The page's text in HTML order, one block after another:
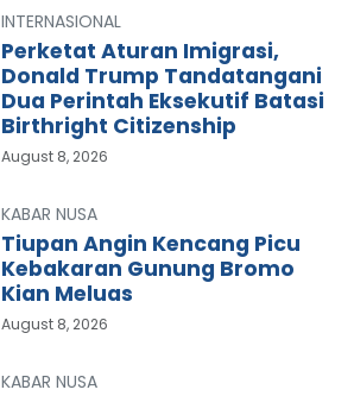
INTERNASIONAL
Perketat Aturan Imigrasi,
Donald Trump Tandatangani
Dua Perintah Eksekutif Batasi
Birthright Citizenship
August 8, 2026
KABAR NUSA
Tiupan Angin Kencang Picu
Kebakaran Gunung Bromo
Kian Meluas
August 8, 2026
KABAR NUSA